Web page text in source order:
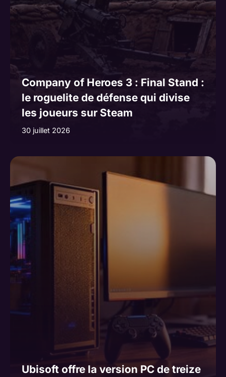
Company of Heroes 3 : Final Stand :
le roguelite de défense qui divise
les joueurs sur Steam
30 juillet 2026
Ubisoft offre la version PC de treize